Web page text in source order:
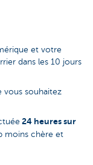
et votre
dans les 10 jours
vous souhaitez
24 heures sur
moins chère et